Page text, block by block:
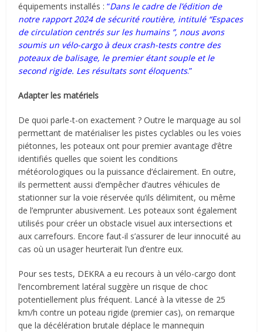
équipements installés :“Dans le cadre de l’édition de
notre rapport 2024 de sécurité routière, intitulé “Espaces
de circulation centrés sur les humains ”, nous avons
soumis un vélo-cargo à deux crash-tests contre des
poteaux de balisage, le premier étant souple et le
second rigide. Les résultats sont éloquents.”
Adapter les matériels
De quoi parle-t-on exactement ? Outre le marquage au sol
permettant de matérialiser les pistes cyclables ou les voies
piétonnes, les poteaux ont pour premier avantage d’être
identifiés quelles que soient les conditions
météorologiques ou la puissance d’éclairement. En outre,
ils permettent aussi d’empêcher d’autres véhicules de
stationner sur la voie réservée qu’ils délimitent, ou même
de l’emprunter abusivement. Les poteaux sont également
utilisés pour créer un obstacle visuel aux intersections et
aux carrefours. Encore faut-il s’assurer de leur innocuité au
cas où un usager heurterait l’un d’entre eux.
Pour ses tests, DEKRA a eu recours à un vélo-cargo dont
l’encombrement latéral suggère un risque de choc
potentiellement plus fréquent. Lancé à la vitesse de 25
km/h contre un poteau rigide (premier cas), on remarque
que la décélération brutale déplace le mannequin